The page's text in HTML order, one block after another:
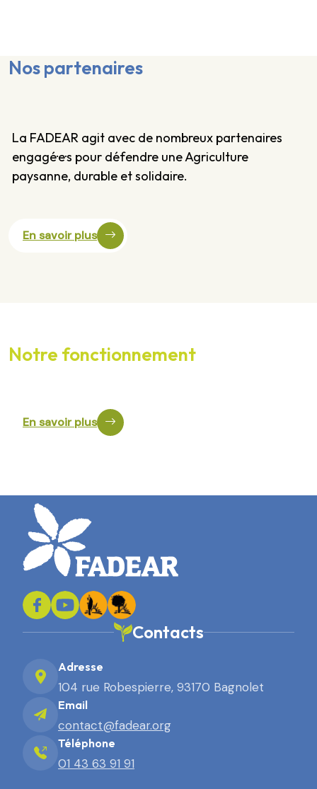
Nos partenaires
La FADEAR agit avec de nombreux partenaires
engagé·e·s pour défendre une Agriculture
paysanne, durable et solidaire.
En savoir plus
Notre fonctionnement
En savoir plus
Contacts
Adresse
104 rue Robespierre, 93170 Bagnolet
Email
contact@fadear.org
Téléphone
01 43 63 91 91